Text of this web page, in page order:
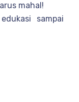
mahal!
sampai